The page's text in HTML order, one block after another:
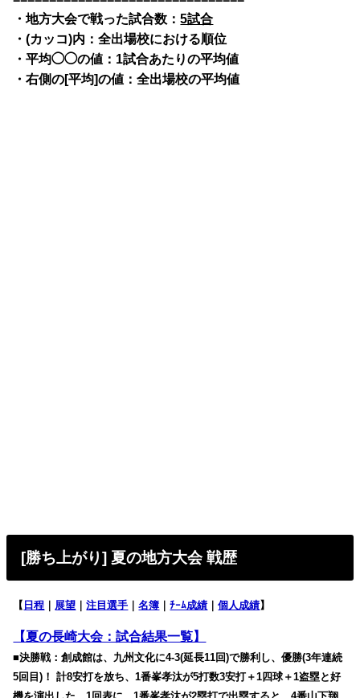
・地方大会で戦った試合数：5試合
・(カッコ)内：全出場校における順位
・平均◯◯の値：1試合あたりの平均値
・右側の[平均]の値：全出場校の平均値
[勝ち上がり] 夏の地方大会 戦歴
【 日程 展望 ｜注目選手 ｜名簿 ｜ﾁｰﾑ成績 ｜個人成績】
【夏の長崎大会：試合結果一覧】
■決勝戦：創成館は、九州文化に4-3(延長11回)で勝利し、優勝(3年連続
5回目)！ 計8安打を放ち、1番峯孝汰が5打数3安打＋1四球＋1盗塁と好